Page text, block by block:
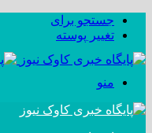
جستجو برای
تغییر پوسته
منو